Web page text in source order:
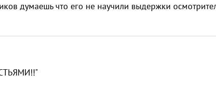
думаешь что его не научили выдержки